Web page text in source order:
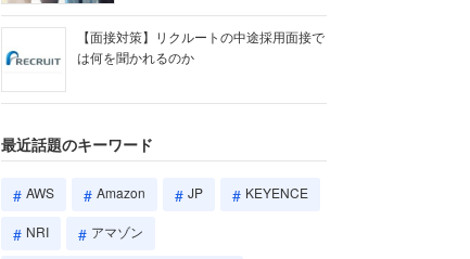
【面接対策】リクルートの中途採用面接で
は何を聞かれるのか
最近話題のキーワード
AWS Amazon JP KEYENCE
NRI アマゾン